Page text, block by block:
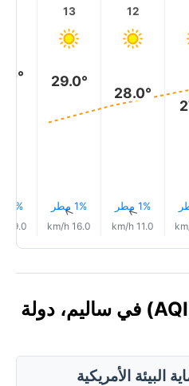
12
28.0°
1% مطر↑
11.0 km/h
13
29.0°
1% مطر↑
16.0 km/h
1% مطر
19.0 km/h
مؤشر جودة الهواء (AQI) في ساليم، دولة
البيئة الأمريكية